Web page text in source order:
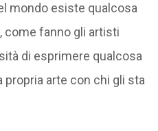
mondo esiste qualcosa
come fanno gli artisti
di esprimere qualcosa
propria arte con chi gli sta